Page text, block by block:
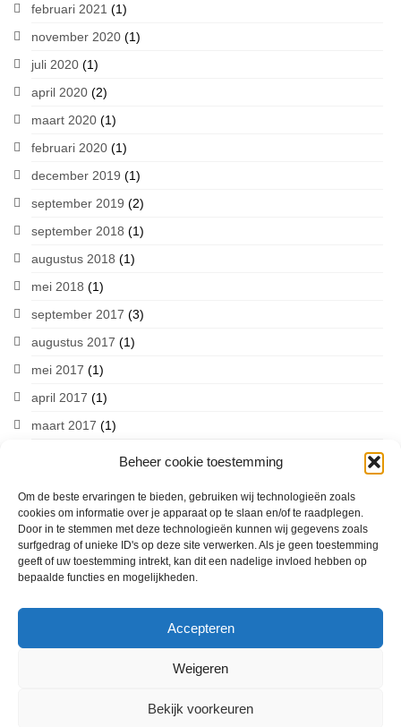
Beheer cookie toestemming
Om de beste ervaringen te bieden, gebruiken wij technologieën zoals
cookies om informatie over je apparaat op te slaan en/of te raadplegen.
Door in te stemmen met deze technologieën kunnen wij gegevens zoals
surfgedrag of unieke ID's op deze site verwerken. Als je geen toestemming
geeft of uw toestemming intrekt, kan dit een nadelige invloed hebben op
bepaalde functies en mogelijkheden.
Accepteren
Weigeren
Bekijk voorkeuren
februari 2021 (1)
november 2020 (1)
juli 2020 (1)
april 2020 (2)
maart 2020 (1)
februari 2020 (1)
december 2019 (1)
september 2019 (2)
september 2018 (1)
augustus 2018 (1)
mei 2018 (1)
september 2017 (3)
augustus 2017 (1)
mei 2017 (1)
april 2017 (1)
maart 2017 (1)
Volg ons op social media
© 2026 Spanjaardgemaal in Borne